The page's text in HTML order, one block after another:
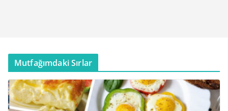
Mutfağımdaki Sırlar